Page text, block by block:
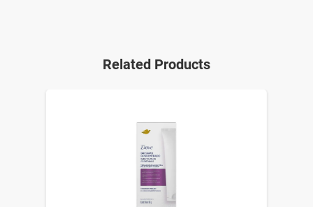
Related Products